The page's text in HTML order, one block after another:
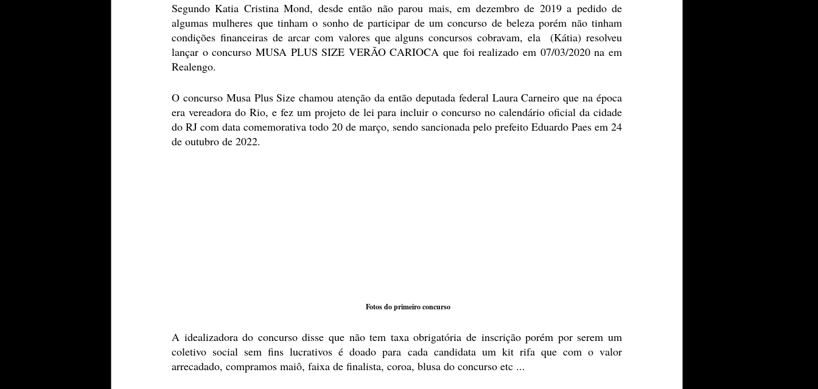
Segundo Katia Cristina Mond, desde então não parou mais, em dezembro de 2019 a pedido de
algumas mulheres que tinham o sonho de participar de um concurso de beleza porém não tinham
condições financeiras de arcar com valores que alguns concursos cobravam, ela  (Kátia) resolveu
lançar o concurso MUSA PLUS SIZE VERÃO CARIOCA que foi realizado em 07/03/2020 na em
Realengo.
O concurso Musa Plus Size chamou atenção da então deputada federal Laura Carneiro que na época
era vereadora do Rio, e fez um projeto de lei para incluir o concurso no calendário oficial da cidade
do RJ com data comemorativa todo 20 de março, sendo sancionada pelo prefeito Eduardo Paes em 24
de outubro de 2022.
  Fotos do primeiro concurso
A idealizadora do concurso disse que não tem taxa obrigatória de inscrição porém por serem um
coletivo social sem fins lucrativos é doado para cada candidata um kit rifa que com o valor
arrecadado, compramos maiô, faixa de finalista, coroa, blusa do concurso etc ...